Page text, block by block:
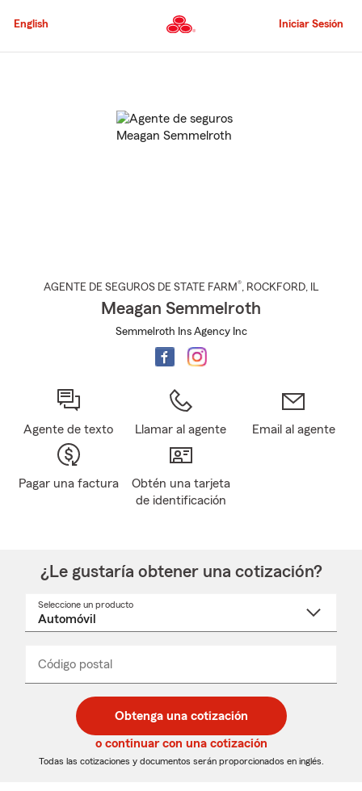
al
principal
English Iniciar Sesión
AGENTE DE SEGUROS DE STATE FARM®, ROCKFORD, IL
Meagan Semmelroth
Semmelroth Ins Agency Inc
Agente de texto Llamar al agente Email al agente
Pagar una factura
Obtén una tarjeta
de identificación
¿Le gustaría obtener una cotización?
Seleccione un producto
desplegable
Código postal
de
5
dígitos
de
5
dígitos
_____
Obtenga una cotización
o continuar con una cotización
Todas las cotizaciones y documentos serán proporcionados en inglés.